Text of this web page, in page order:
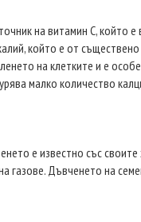
на витамин С, който
който е от
на клетките и е
малко количество
е известно със
газове. Дъвченето на